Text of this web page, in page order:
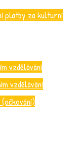
platby za kulturní
vzdělávání
vzdělávání